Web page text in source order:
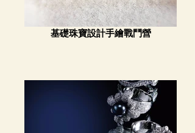
基礎珠寶設計手繪戰鬥營